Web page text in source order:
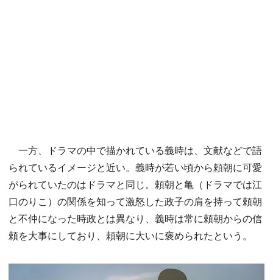
一方、ドラマの中で描かれている義時は、文献などで語
られているイメージと近い。義時が若い頃から頼朝に可愛
がられていたのはドラマと同じ。頼朝と亀（ドラマでは江
口のりこ）の関係を知って激怒した政子の肩を持って頼朝
と不仲になった時政とは異なり、義時は常に頼朝からの信
頼を大事にしており、頼朝に大いに褒められたという。